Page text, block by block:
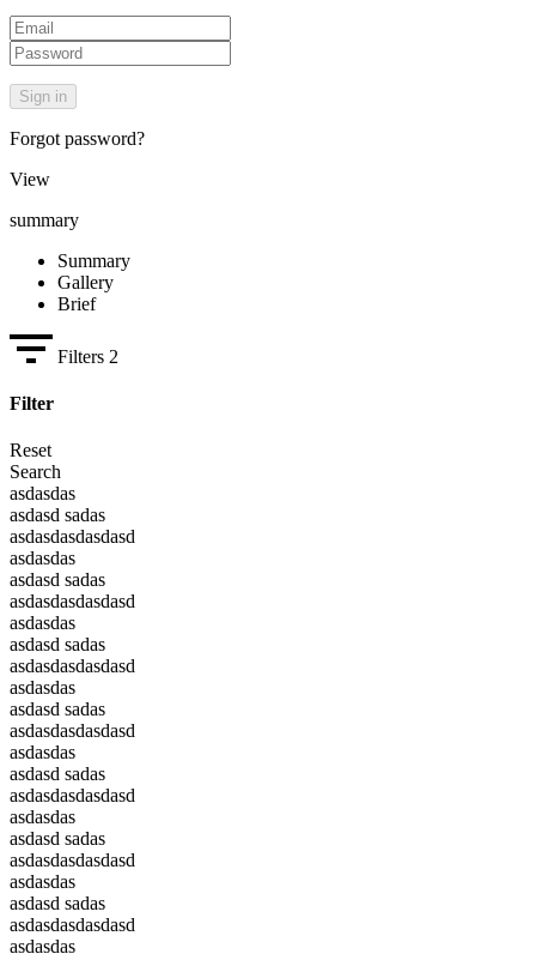
Forgot password?
View
summary
Summary
Gallery
Brief
Filters 2
Filter
Reset
Search
asdasdas
asdasd sadas
asdasdasdasdasd
asdasdas
asdasd sadas
asdasdasdasdasd
asdasdas
asdasd sadas
asdasdasdasdasd
asdasdas
asdasd sadas
asdasdasdasdasd
asdasdas
asdasd sadas
asdasdasdasdasd
asdasdas
asdasd sadas
asdasdasdasdasd
asdasdas
asdasd sadas
asdasdasdasdasd
asdasdas